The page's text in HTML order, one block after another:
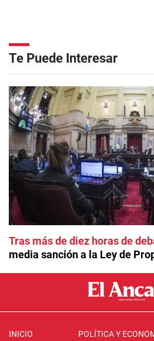
Te Puede Interesar
Tras más de diez horas de
media sanción a la Ley de
INICIO POLÍTICA Y